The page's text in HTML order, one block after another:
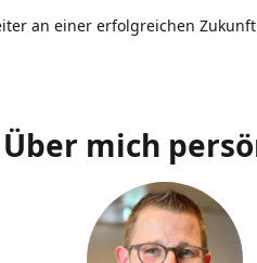
an einer erfolgreichen
Über mich